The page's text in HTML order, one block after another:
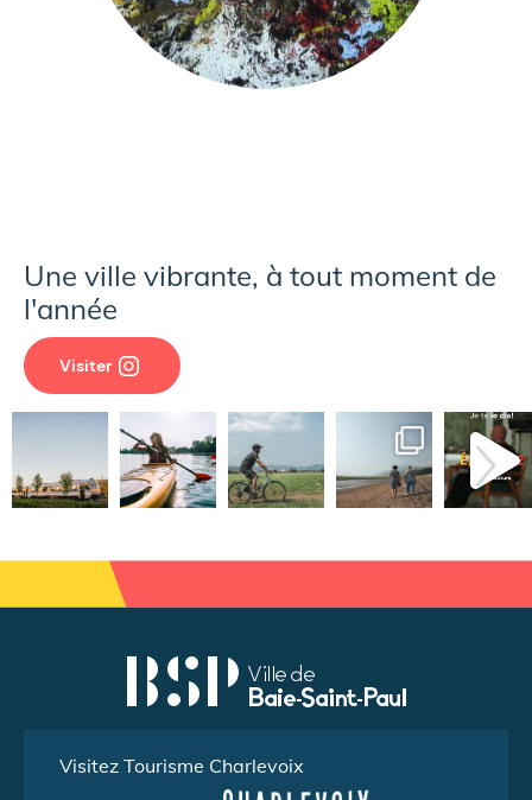
Une ville vibrante, à tout moment de
l'année
Visiter
Visitez Tourisme Charlevoix